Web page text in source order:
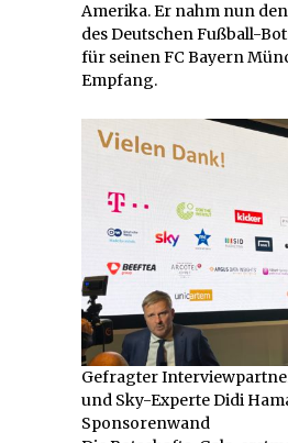
Amerika. Er nahm nun
des Deutschen Fußball-
für seinen FC Bayern
Empfang.
Gefragter
und Sky-Experte Didi
Sponsorenwand